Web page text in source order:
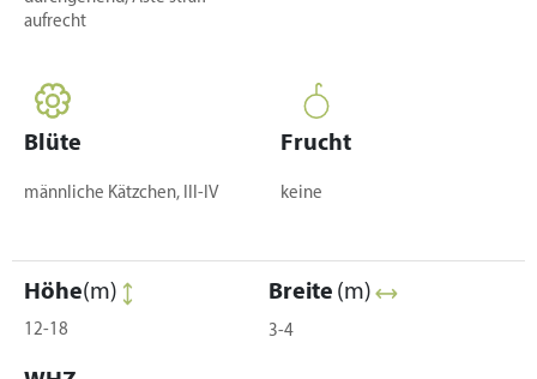
aufrecht
Blüte
männliche Kätzchen, III-IV
Frucht
keine
Höhe(m)
12-18
Breite (m)
3-4